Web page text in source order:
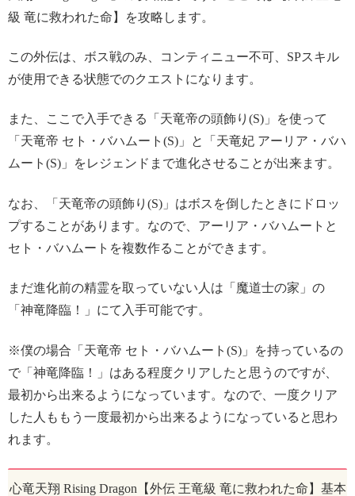
級 竜に救われた命】を攻略します。
この外伝は、ボス戦のみ、コンティニュー不可、SPスキル
が使用できる状態でのクエストになります。
また、ここで入手できる「天竜帝の頭飾り(S)」を使って
「天竜帝 セト・バハムート(S)」と「天竜妃 アーリア・バハ
ムート(S)」をレジェンドまで進化させることが出来ます。
なお、「天竜帝の頭飾り(S)」はボスを倒したときにドロッ
プすることがあります。なので、アーリア・バハムートと
セト・バハムートを複数作ることができます。
まだ進化前の精霊を取っていない人は「魔道士の家」の
「神竜降臨！」にて入手可能です。
※僕の場合「天竜帝 セト・バハムート(S)」を持っているの
で「神竜降臨！」はある程度クリアしたと思うのですが、
最初から出来るようになっています。なので、一度クリア
した人ももう一度最初から出来るようになっていると思わ
れます。
心竜天翔 Rising Dragon【外伝 王竜級 竜に救われた命】基本